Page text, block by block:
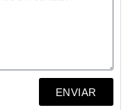
ENVIAR